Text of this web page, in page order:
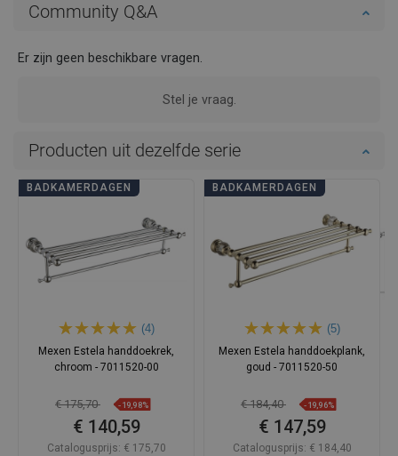
Community Q&A
Er zijn geen beschikbare vragen.
Stel je vraag.
Producten uit dezelfde serie
BADKAMERDAGEN
(4)
Mexen Estela handdoekrek,
chroom - 7011520-00
€ 175,70 -19,98%
€ 140,59
Catalogusprijs: € 175,70
BADKAMERDAGEN
(5)
Mexen Estela handdoekplank,
goud - 7011520-50
€ 184,40 -19,96%
€ 147,59
Catalogusprijs: € 184,40